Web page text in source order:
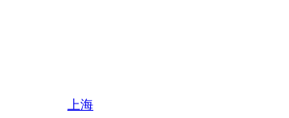
上海